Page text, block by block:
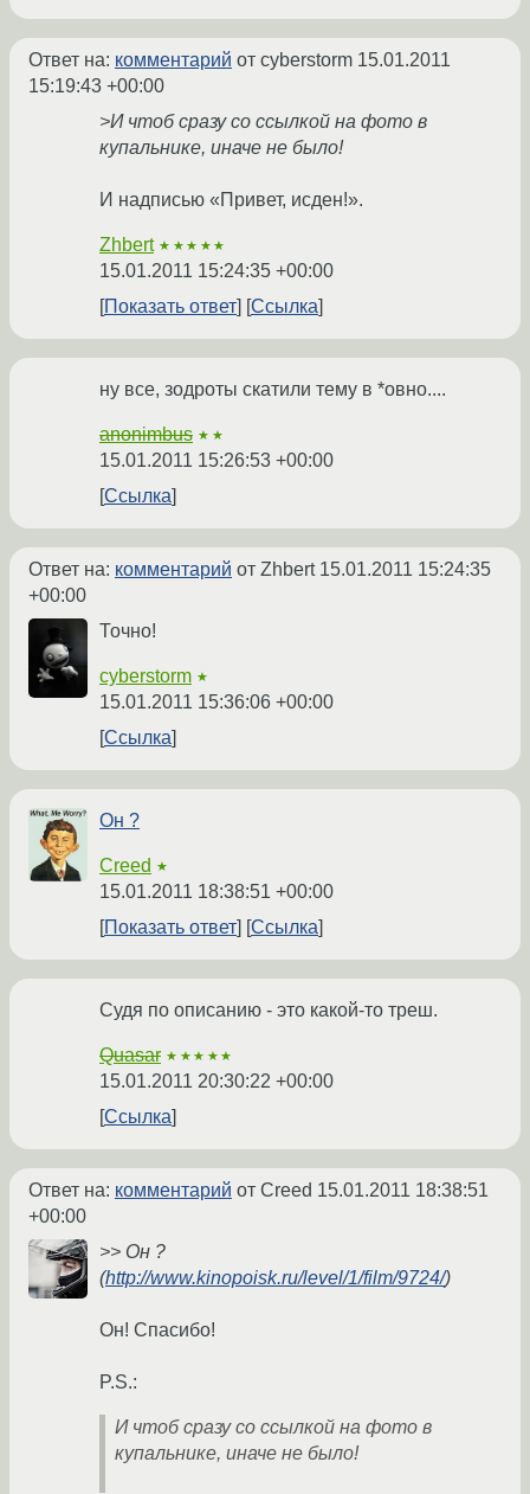
Ответ на: комментарий от cyberstorm 15.01.2011
15:19:43 +00:00
>И чтоб сразу со ссылкой на фото в
купальнике, иначе не было!
И надписью «Привет, исден!».
Zhbert ★★★★★
15.01.2011 15:24:35 +00:00
Показать ответ
Ссылка
ну все, зодроты скатили тему в *овно....
anonimbus ★★
15.01.2011 15:26:53 +00:00
Ссылка
Ответ на: комментарий от Zhbert 15.01.2011 15:24:35
+00:00
Точно!
cyberstorm ★
15.01.2011 15:36:06 +00:00
Ссылка
Он ?
Creed ★
15.01.2011 18:38:51 +00:00
Показать ответ
Ссылка
Судя по описанию - это какой-то треш.
Quasar ★★★★★
15.01.2011 20:30:22 +00:00
Ссылка
Ответ на: комментарий от Creed 15.01.2011 18:38:51
+00:00
>> Он ?
(http://www.kinopoisk.ru/level/1/film/9724/)
Он! Спасибо!
P.S.:
И чтоб сразу со ссылкой на фото в
купальнике, иначе не было!